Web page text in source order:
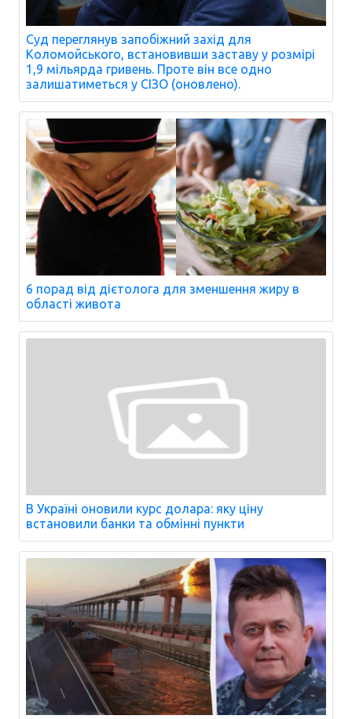
Суд переглянув запобіжний захід для
Коломойського, встановивши заставу у розмірі
1,9 мільярда гривень. Проте він все одно
залишатиметься у СІЗО (оновлено).
6 порад від дієтолога для зменшення жиру в
області живота
В Україні оновили курс долара: яку ціну
встановили банки та обмінні пункти